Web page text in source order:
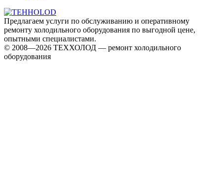
Предлагаем услуги по обслуживанию и оперативному
ремонту холодильного оборудования по выгодной цене,
опытными специалистами.
© 2008—2026 ТЕХХОЛОД — ремонт холодильного
оборудования